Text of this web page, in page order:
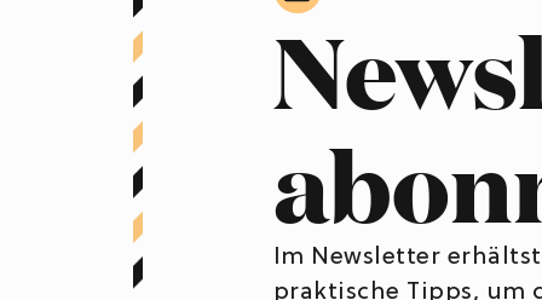
Im Newsletter
praktische Tipps, um